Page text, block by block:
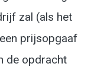
zal (als het
prijsopgaaf
de opdracht